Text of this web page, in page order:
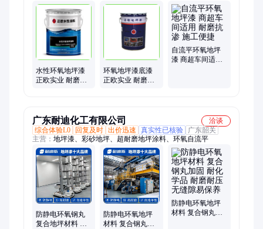
水性环氧地坪漆
正欧实业 耐磨性
环氧地坪漆底漆
正欧实业 耐磨性
自流平环氧地坪
漆 商超车间适用
广东耐迪化工有限公司
洽谈
综合体验L0
回复及时 出价迅速 真实性已核验
广东韶关
主营： 地坪漆、彩砂地坪、超耐磨地坪涂料、环氧自流平
防静电环氧钢丸
复合地坪材料 高
防静电环氧地坪
材料 复合钢丸加
防静电环氧地坪
材料 复合钢丸加